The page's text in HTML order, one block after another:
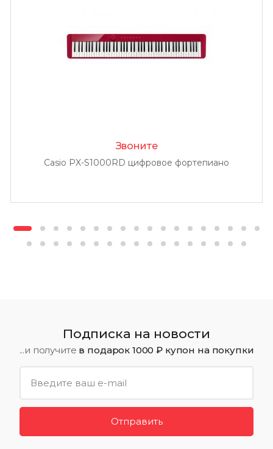
Звоните
Casio PX-S1000RD цифровое фортепиано
Подписка на новости
...и получите в подарок 1000 ₽ купон на покупки
Отправить